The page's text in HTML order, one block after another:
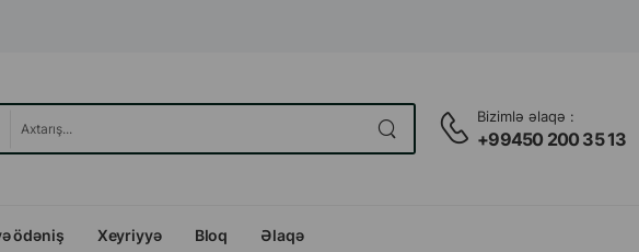
Bizimlə əlaqə :
+99450 200 35 13
ödəniş Xeyriyyə Bloq Əlaqə